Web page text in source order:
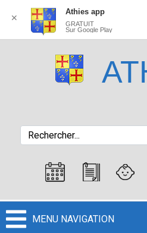
MENU NAVIGATION
✕
Athies app
GRATUIT
Sur Google Play